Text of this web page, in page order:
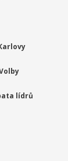
lídrů